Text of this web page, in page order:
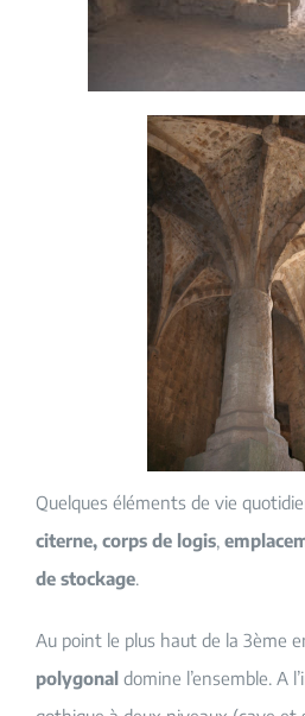
Quelques éléments de vie
citerne, corps de logis,
de stockage.
Au point le plus haut de la 3ème
polygonaldomine l’ensemble. A